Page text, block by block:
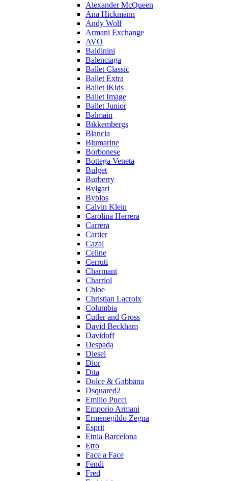
Alexander McQueen
Ana Hickmann
Andy Wolf
Armani Exchange
AVO
Baldinini
Balenciaga
Ballet Classic
Ballet Extra
Ballet iKids
Ballet Image
Ballet Junior
Balmain
Bikkembergs
Blancia
Blumarine
Borbonese
Bottega Veneta
Bulget
Burberry
Bvlgari
Byblos
Calvin Klein
Carolina Herrera
Carrera
Cartier
Cazal
Celine
Cerruti
Charmant
Charriol
Chloe
Christian Lacroix
Columbia
Cutler and Gross
David Beckham
Davidoff
Despada
Diesel
Dior
Dita
Dolce & Gabbana
Dsquared2
Emilio Pucci
Emporio Armani
Ermenegildo Zegna
Esprit
Etnia Barcelona
Etro
Face a Face
Fendi
Fred